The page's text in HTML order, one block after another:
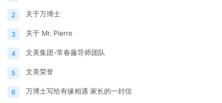
2 关于万博士
3 关于 Mr. Pierre
4 文美集团-常春藤导师团队
5 文美荣誉
6 万博士写给有缘相遇 家长的一封信